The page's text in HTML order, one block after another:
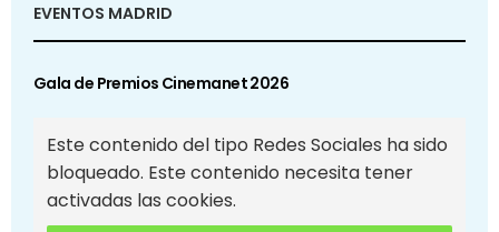
EVENTOS MADRID
Gala de Premios Cinemanet 2026
Este contenido del tipo Redes Sociales ha sido
bloqueado. Este contenido necesita tener
activadas las cookies.